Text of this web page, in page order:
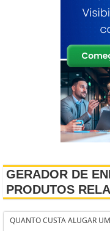
GERADOR DE
PRODUTOS
QUANTO CUSTA ALUGAR